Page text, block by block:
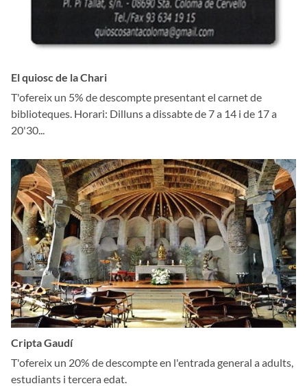
El quiosc de la Chari
T'ofereix un 5% de descompte presentant el carnet de
biblioteques. Horari: Dilluns a dissabte de 7 a 14 i de 17 a
20'30...
Cripta Gaudí
T'ofereix un 20% de descompte en l'entrada general a adults,
estudiants i tercera edat.